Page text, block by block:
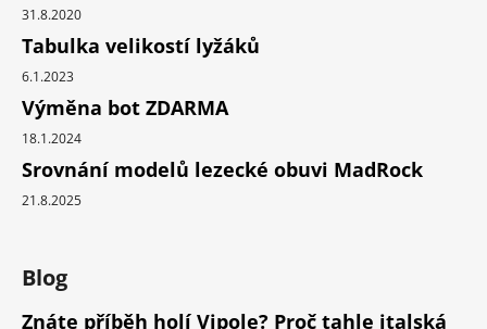
31.8.2020
Tabulka velikostí lyžáků
6.1.2023
Výměna bot ZDARMA
18.1.2024
Srovnání modelů lezecké obuvi MadRock
21.8.2025
Blog
Znáte příběh holí Vipole? Proč tahle italská